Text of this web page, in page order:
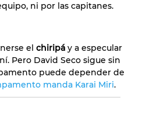
ni por las capitanes.
el chiripá y a especular
Pero David Seco sigue sin
puede depender de
manda Karai Miri.